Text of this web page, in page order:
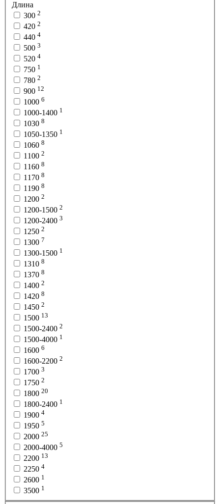
Длина
300 2
420 2
440 4
500 3
520 4
750 1
780 2
900 12
1000 6
1000-1400 1
1030 8
1050-1350 1
1060 8
1100 2
1160 8
1170 8
1190 8
1200 2
1200-1500 2
1200-2400 3
1250 2
1300 7
1300-1500 1
1310 8
1370 8
1400 2
1420 8
1450 2
1500 13
1500-2400 2
1500-4000 1
1600 6
1600-2200 2
1700 3
1750 2
1800 20
1800-2400 1
1900 4
1950 5
2000 25
2000-4000 5
2200 13
2250 4
2600 1
3500 1